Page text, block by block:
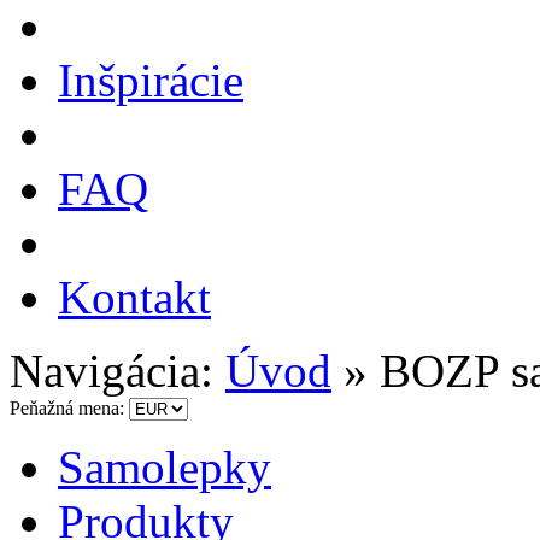
Inšpirácie
FAQ
Kontakt
Navigácia: Úvod » BOZP
Peňažná mena:
Samolepky
Produkty